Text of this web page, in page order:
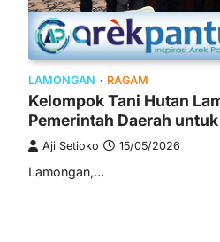
LAMONGAN RAGAM
Kelompok Tani Hutan
Pemerintah Daerah
Aji Setioko 15/05/2026
Lamongan,…